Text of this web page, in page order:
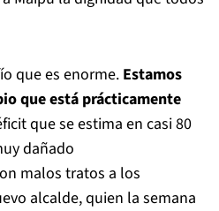
que es enorme. Estamos
que está prácticamente
que se estima en casi 80
dañado
malos tratos a los
alcalde, quien la semana